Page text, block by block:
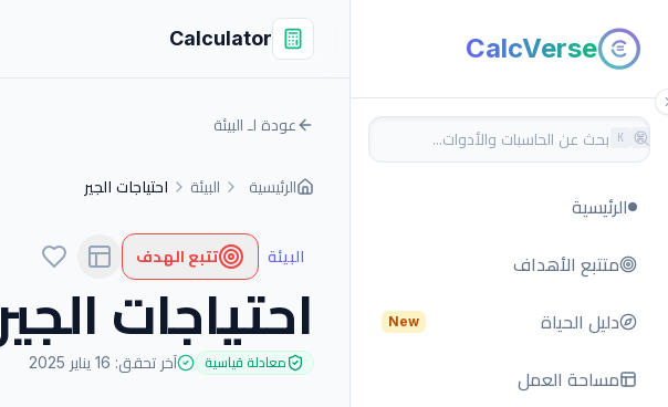
CalcVerse
⌘
K
الرئيسية
متتبع الأهداف
دليل الحياة New
مساحة العمل
Calculator
عودة لـ البيئة
الرئيسية البيئة احتياجات الجير
البيئة تتبع الهدف
احتياجات الجير
معادلة قياسية آخر تحقق: 16 يناير 2025